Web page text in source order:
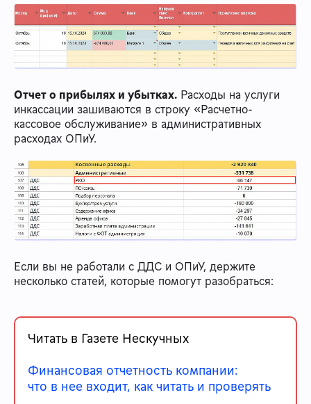
Отчет о прибылях и убытках. Расходы на услуги
инкассации зашиваются в строку «Расчетно-
кассовое обслуживание» в административных
расходах ОПиУ.
Если вы не работали с ДДС и ОПиУ, держите
несколько статей, которые помогут разобраться:
Читать в Газете Нескучных
Финансовая отчетность компании:
что в нее входит, как читать и проверять